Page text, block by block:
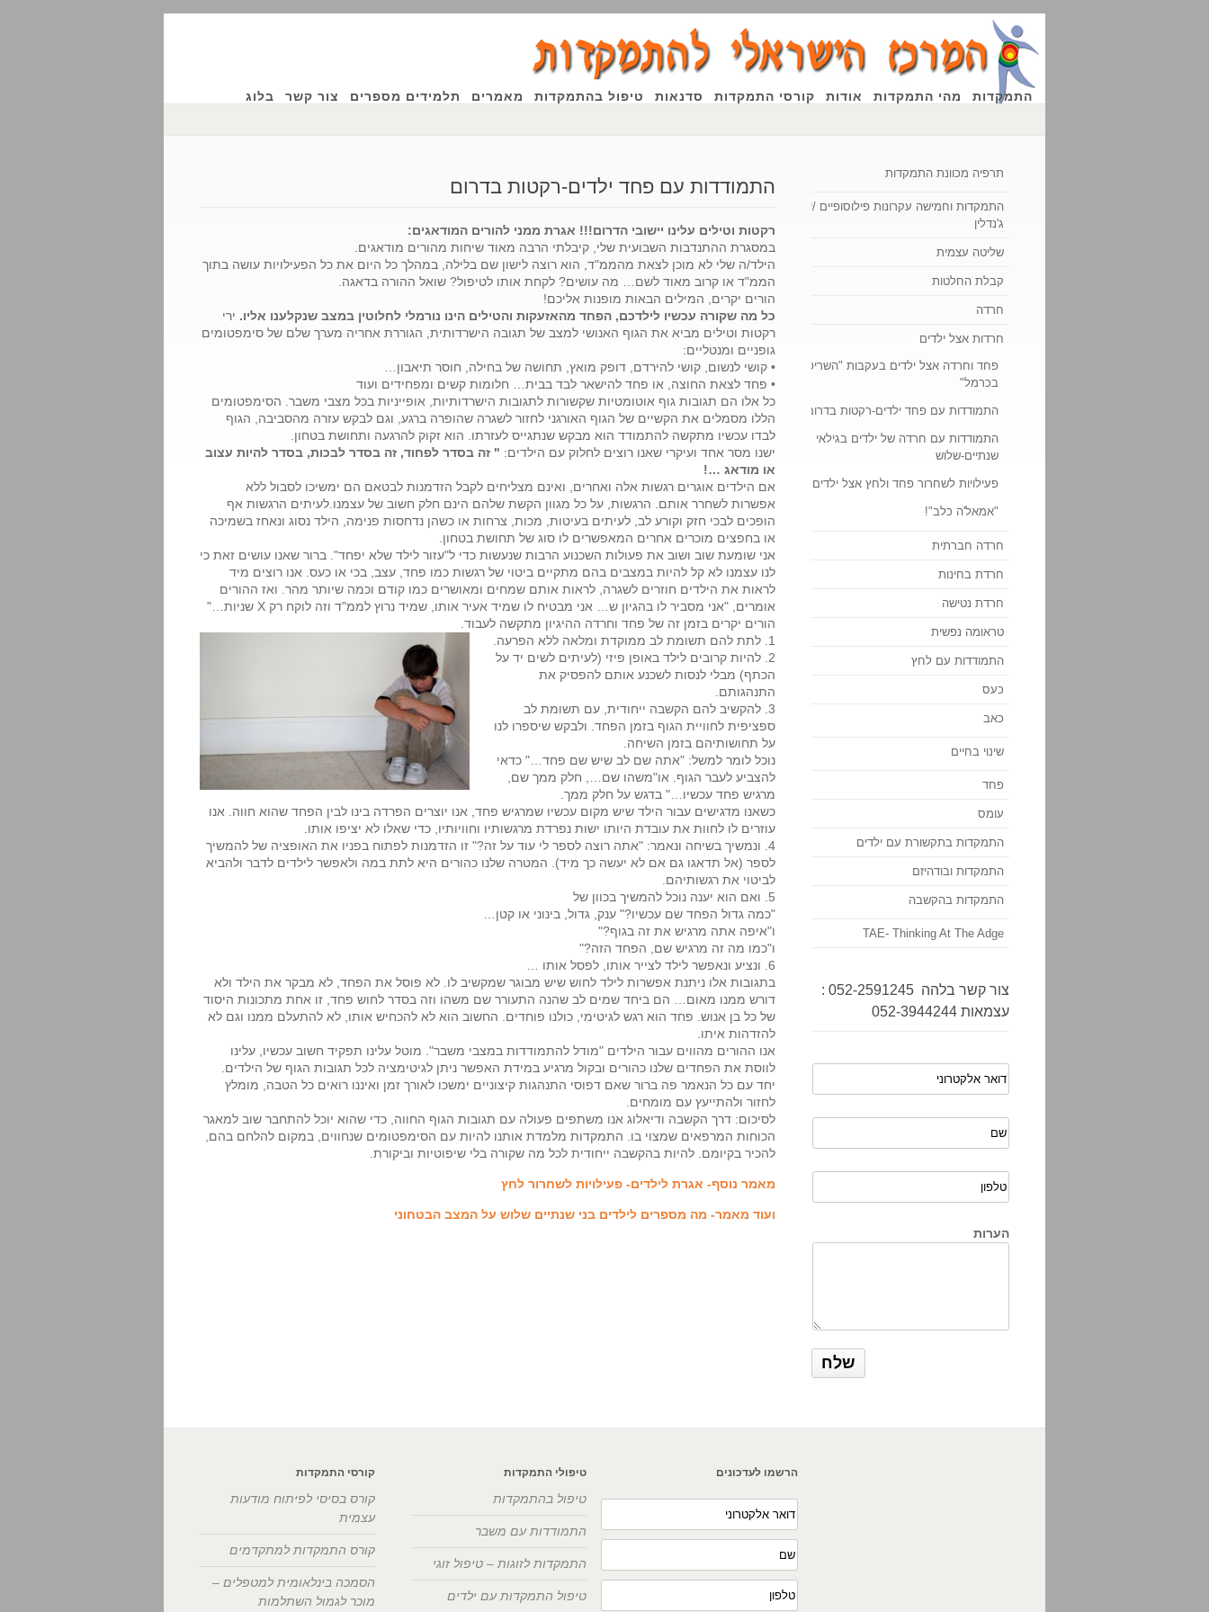
התמקדות מהי התמקדות אודות קורסי התמקדות סדנאות טיפול בהתמקדות מאמרים תלמידים מספרים צור קשר בלוג
התמודדות עם פחד ילדים-רקטות בדרום
רקטות וטילים עלינו יישובי הדרום!!! אגרת ממני להורים המודאגים:
במסגרת ההתנדבות השבועית שלי, קיבלתי הרבה מאוד שיחות מהורים מודאגים.
הילד/ה שלי לא מוכן לצאת מהממ"ד, הוא רוצה לישון שם בלילה, במהלך כל היום את כל הפעילויות עושה בתוך
הממ"ד או קרוב מאוד לשם… מה עושים? לקחת אותו לטיפול? שואל ההורה בדאגה.
הורים יקרים, המילים הבאות מופנות אליכם!
כל מה שקורה עכשיו לילדכם, הפחד מהאזעקות והטילים הינו נורמלי לחלוטין במצב שנקלענו אליו. ירי
רקטות וטילים מביא את הגוף האנושי למצב של תגובה הישרדותית, הגוררת אחריה מערך שלם של סימפטומים
גופניים ומנטליים:
• קושי לנשום, קושי להירדם, דופק מואץ, תחושה של בחילה, חוסר תיאבון…
• פחד לצאת החוצה, או פחד להישאר לבד בבית… חלומות קשים ומפחידים ועוד
כל אלו הם תגובות גוף אוטומטיות שקשורות לתגובות הישרדותיות, אופייניות בכל מצבי משבר. הסימפטומים
הללו מסמלים את הקשיים של הגוף האורגני לחזור לשגרה שהופרה ברגע, וגם לבקש עזרה מהסביבה, הגוף
לבדו עכשיו מתקשה להתמודד הוא מבקש שנתגייס לעזרתו. הוא זקוק להרגעה ותחושת בטחון.
ישנו מסר אחד ועיקרי שאנו רוצים לחלוק עם הילדים: " זה בסדר לפחוד, זה בסדר לבכות, בסדר להיות עצוב
או מודאג …!
אם הילדים אוגרים רגשות אלה ואחרים, ואינם מצליחים לקבל הזדמנות לבטאם הם ימשיכו לסבול ללא
אפשרות לשחרר אותם. הרגשות, על כל מגוון הקשת שלהם הינם חלק חשוב של עצמנו.לעיתים הרגשות אף
הופכים לבכי חזק וקורע לב, לעיתים בעיטות, מכות, צרחות או כשהן נדחסות פנימה, הילד נסוג ונאחז בשמיכה
או בחפצים מוכרים אחרים המאפשרים לו סוג של תחושת בטחון.
אני שומעת שוב ושוב את פעולות השכנוע הרבות שנעשות כדי ל"עזור לילד שלא יפחד". ברור שאנו עושים זאת כי
לנו עצמנו לא קל להיות במצבים בהם מתקיים ביטוי של רגשות כמו פחד, עצב, בכי או כעס. אנו רוצים מיד
לראות את הילדים חוזרים לשגרה, לראות אותם שמחים ומאושרים כמו קודם וכמה שיותר מהר. ואז ההורים
אומרים, "אני מסביר לו בהגיון ש… אני מבטיח לו שמיד אעיר אותו, שמיד נרוץ לממ"ד וזה לוקח רק X שניות…"
הורים יקרים בזמן זה של פחד וחרדה ההיגיון מתקשה לעבוד.
1. לתת להם תשומת לב ממוקדת ומלאה ללא הפרעה.
2. להיות קרובים לילד באופן פיזי (לעיתים לשים יד על
הכתף) מבלי לנסות לשכנע אותם להפסיק את
התנהגותם.
3. להקשיב להם הקשבה ייחודית, עם תשומת לב
ספציפית לחוויית הגוף בזמן הפחד. ולבקש שיספרו לנו
על תחושותיהם בזמן השיחה.
נוכל לומר למשל: "אתה שם לב שיש שם פחד…" כדאי
להצביע לעבר הגוף. או"משהו שם…, חלק ממך שם,
מרגיש פחד עכשיו…" בדגש על חלק ממך.
כשאנו מדגישים עבור הילד שיש מקום עכשיו שמרגיש פחד, אנו יוצרים הפרדה בינו לבין הפחד שהוא חווה. אנו
עוזרים לו לחוות את עובדת היותו ישות נפרדת מרגשותיו וחוויותיו, כדי שאלו לא יציפו אותו.
4. ונמשיך בשיחה ונאמר: "אתה רוצה לספר לי עוד על זה?" זו הזדמנות לפתוח בפניו את האופציה של להמשיך
לספר (אל תדאגו גם אם לא יעשה כך מיד). המטרה שלנו כהורים היא לתת במה ולאפשר לילדים לדבר ולהביא
לביטוי את רגשותיהם.
5. ואם הוא יענה נוכל להמשיך בכוון של
"כמה גדול הפחד שם עכשיו?" ענק, גדול, בינוני או קטן…
ו"איפה אתה מרגיש את זה בגוף?"
ו"כמו מה זה מרגיש שם, הפחד הזה?"
6. ונציע ונאפשר לילד לצייר אותו, לפסל אותו …
בתגובות אלו ניתנת אפשרות לילד לחוש שיש מבוגר שמקשיב לו. לא פוסל את הפחד, לא מבקר את הילד ולא
דורש ממנו מאום… הם ביחד שמים לב שהנה התעורר שם משהו וזה בסדר לחוש פחד, זו אחת מתכונות היסוד
של כל בן אנוש. פחד הוא רגש לגיטימי, כולנו פוחדים. החשוב הוא לא להכחיש אותו, לא להתעלם ממנו וגם לא
להזדהות איתו.
אנו ההורים מהווים עבור הילדים "מודל להתמודדות במצבי משבר". מוטל עלינו תפקיד חשוב עכשיו, עלינו
לווסת את הפחדים שלנו כהורים ובקול מרגיע במידת האפשר ניתן לגיטימציה לכל תגובות הגוף של הילדים.
יחד עם כל הנאמר פה ברור שאם דפוסי התנהגות קיצוניים ימשכו לאורך זמן ואיננו רואים כל הטבה, מומלץ
לחזור ולהתייעץ עם מומחים.
לסיכום: דרך הקשבה ודיאלוג אנו משתפים פעולה עם תגובות הגוף החווה, כדי שהוא יוכל להתחבר שוב למאגר
הכוחות המרפאים שמצוי בו. התמקדות מלמדת אותנו להיות עם הסימפטומים שנחווים, במקום להלחם בהם,
להכיר בקיומם. להיות בהקשבה ייחודית לכל מה שקורה בלי שיפוטיות וביקורת.
מאמר נוסף- אגרת לילדים- פעילויות לשחרור לחץ
ועוד מאמר- מה מספרים לילדים בני שנתיים שלוש על המצב הבטחוני
תרפיה מכוונת התמקדות
התמקדות וחמישה עקרונות פילוסופיים /יוג'ין
ג'נדלין
שליטה עצמית
קבלת החלטות
חרדה
חרדות אצל ילדים
פחד וחרדה אצל ילדים בעקבות "השריפה
בכרמל"
התמודדות עם פחד ילדים-רקטות בדרום
התמודדות עם חרדה של ילדים בגילאי
שנתיים-שלוש
פעילויות לשחרור פחד ולחץ אצל ילדים
"אמאל'ה כלב"!
חרדה חברתית
חרדת בחינות
חרדת נטישה
טראומה נפשית
התמודדות עם לחץ
כעס
כאב
שינוי בחיים
פחד
עומס
התמקדות בתקשורת עם ילדים
התמקדות ובודהיזם
התמקדות בהקשבה
TAE- Thinking At The Adge
צור קשר בלהה 052-2591245 :
עצמאות 052-3944244
הערות
קורסי התמקדות
קורס בסיסי לפיתוח מודעות
עצמית
קורס התמקדות למתקדמים
הסמכה בינלאומית למטפלים –
מוכר לגמול השתלמות
טיפולי התמקדות
טיפול בהתמקדות
התמודדות עם משבר
התמקדות לזוגות – טיפול זוגי
טיפול התמקדות עם ילדים
הרשמו לעדכונים